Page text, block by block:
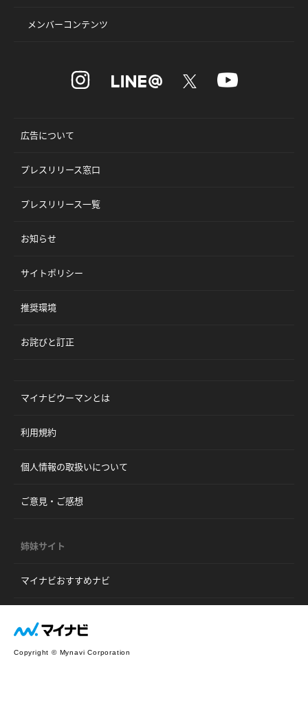
メンバーコンテンツ
広告について
プレスリリース窓口
プレスリリース一覧
お知らせ
サイトポリシー
推奨環境
お詫びと訂正
マイナビウーマンとは
利用規約
個人情報の取扱いについて
ご意見・ご感想
姉妹サイト
マイナビおすすめナビ
Copyright © Mynavi Corporation